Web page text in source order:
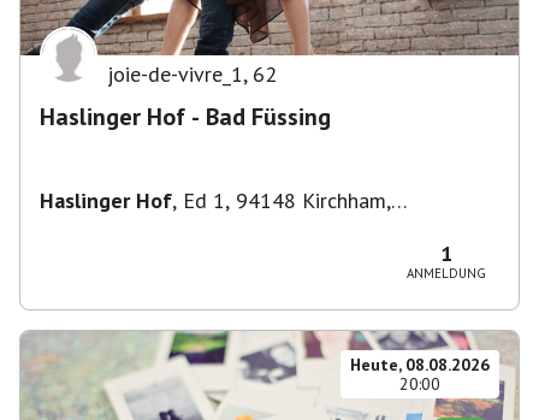
joie-de-vivre_1, 62
Haslinger Hof - Bad Füssing
Haslinger Hof, Ed 1, 94148 Kirchham,
1
ANMELDUNG
Heute, 08.08.2026
20:00